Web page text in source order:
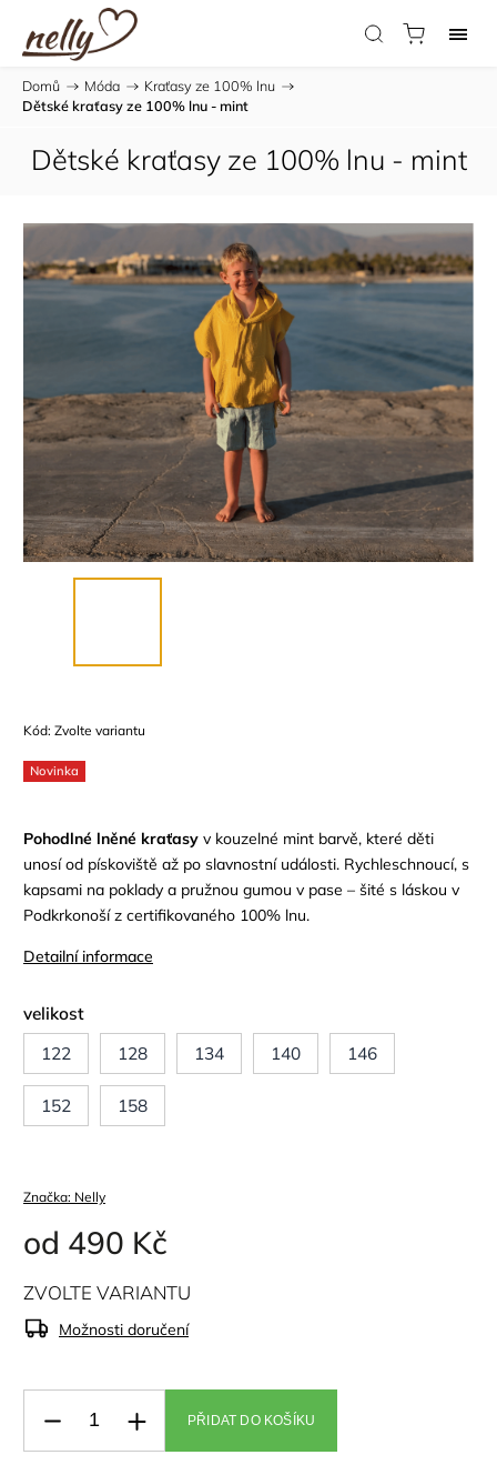
Domů / Móda / Kraťasy ze 100% lnu /
Dětské kraťasy ze 100% lnu - mint
Dětské kraťasy ze 100% lnu - mint
Kód: Zvolte variantu
Novinka
Pohodlné lněné kraťasy v kouzelné mint barvě, které děti
unosí od pískoviště až po slavnostní události. Rychleschnoucí, s
kapsami na poklady a pružnou gumou v pase – šité s láskou v
Podkrkonoší z certifikovaného 100% lnu.
Detailní informace
velikost
122
128 134 140 146
152 158
Značka: Nelly
od 490 Kč
ZVOLTE VARIANTU
Možnosti doručení
PŘIDAT DO KOŠÍKU